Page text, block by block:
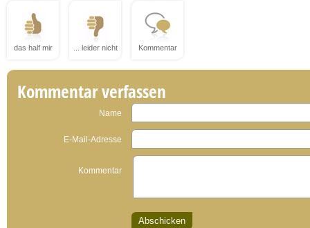
das half mir ... leider nicht Kommentar
Kommentar verfassen
Name
E-Mail-Adresse
Kommentar